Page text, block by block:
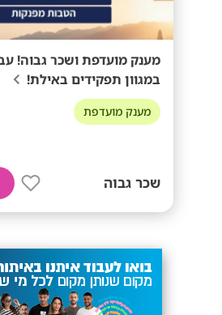
מענק מועדפת ושכר גבוה!
במגוון תפקידים באילת!
מענק מועדפת
שכר גבוה